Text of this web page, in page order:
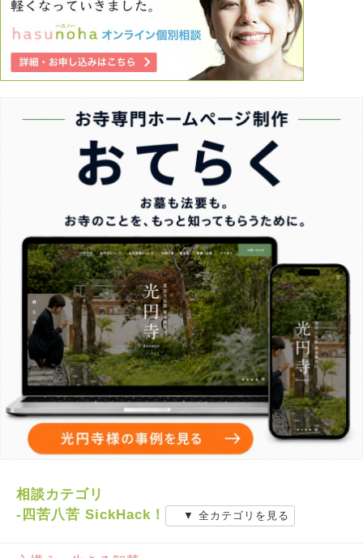
相談カテゴリ
-四苦八苦 SickHack！
▼ 全カテゴリを見る